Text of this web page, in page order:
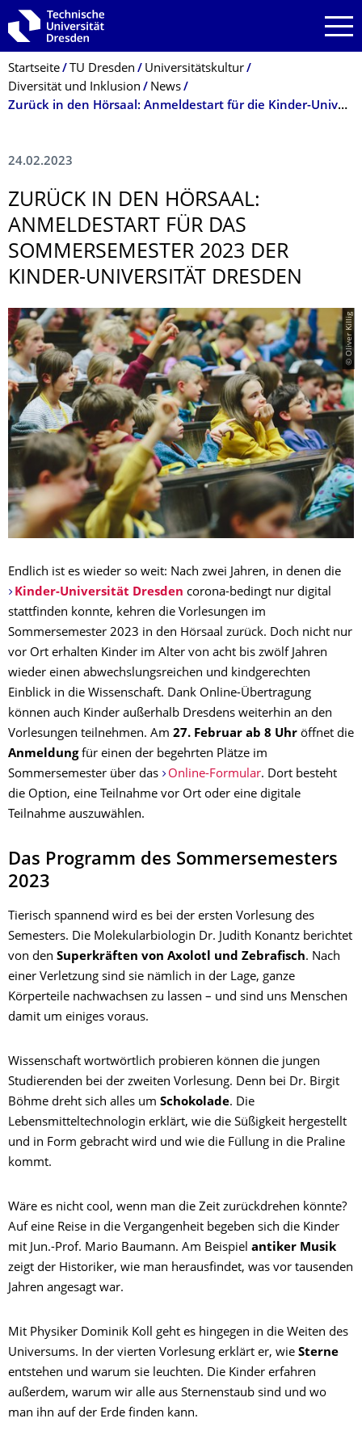
Zur Hauptnavigation springen
Zur Suche springen
Zum Inhalt springen
Breadcrumb-Menü
Startseite TU Dresden
Universitätskultur
Diversität und Inklusion
News
Zurück in den Hörsaal: Anmeldestart für die Kinder-Universität Dresden
24.02.2023
ZURÜCK IN DEN HÖRSAAL:
ANMELDESTART FÜR DAS
SOMMERSEMESTER 2023 DER
KINDER-UNIVERSITÄT DRESDEN
© Oliver Killig
Endlich ist es wieder so weit: Nach zwei Jahren, in denen die
Kinder-Universität Dresden corona-bedingt nur digital
stattfinden konnte, kehren die Vorlesungen im
Sommersemester 2023 in den Hörsaal zurück. Doch nicht nur
vor Ort erhalten Kinder im Alter von acht bis zwölf Jahren
wieder einen abwechslungsreichen und kindgerechten
Einblick in die Wissenschaft. Dank Online-Übertragung
können auch Kinder außerhalb Dresdens weiterhin an den
Vorlesungen teilnehmen. Am 27. Februar ab 8 Uhr öffnet die
Anmeldungfür einen der begehrten Plätze im
Sommersemester über das
Online-Formular. Dort besteht
die Option, eine Teilnahme vor Ort oder eine digitale
Teilnahme auszuwählen.
Das Programm des Sommersemesters
2023
Tierisch spannend wird es bei der ersten Vorlesung des
Semesters. Die Molekularbiologin Dr. Judith Konantz berichtet
von den Superkräften von Axolotl und Zebrafisch. Nach
einer Verletzung sind sie nämlich in der Lage, ganze
Körperteile nachwachsen zu lassen – und sind uns Menschen
damit um einiges voraus.
Wissenschaft wortwörtlich probieren können die jungen
Studierenden bei der zweiten Vorlesung. Denn bei Dr. Birgit
Böhme dreht sich alles um Schokolade. Die
Lebensmitteltechnologin erklärt, wie die Süßigkeit hergestellt
und in Form gebracht wird und wie die Füllung in die Praline
kommt.
Wäre es nicht cool, wenn man die Zeit zurückdrehen könnte?
Auf eine Reise in die Vergangenheit begeben sich die Kinder
mit Jun.-Prof. Mario Baumann. Am Beispiel antiker Musik
zeigt der Historiker, wie man herausfindet, was vor tausenden
Jahren angesagt war.
Mit Physiker Dominik Koll geht es hingegen in die Weiten des
Universums. In der vierten Vorlesung erklärt er, wie Sterne
entstehen und warum sie leuchten. Die Kinder erfahren
außerdem, warum wir alle aus Sternenstaub sind und wo
man ihn auf der Erde finden kann.